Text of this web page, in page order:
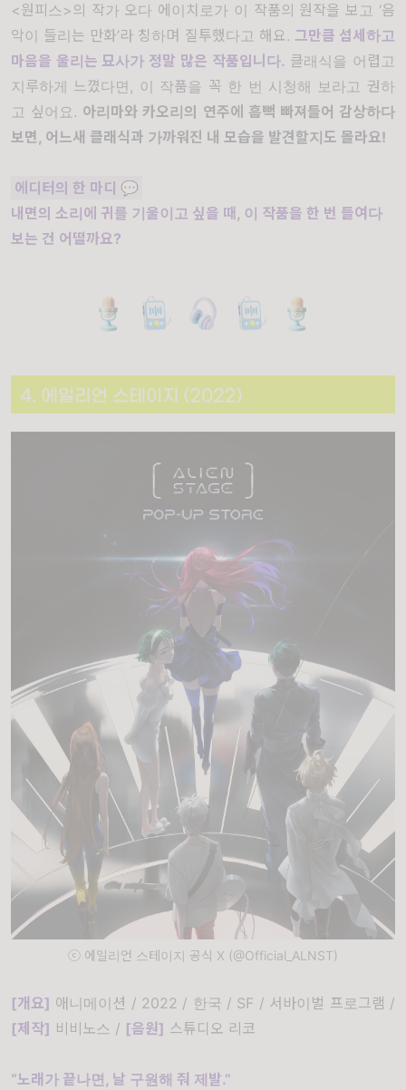
<원피스>의 작가 오다 에이치로가 이 작품의 원작을 보고 ‘음
악이 들리는 만화’라 칭하며 질투했다고 해요. 그만큼 섬세하고
마음을 울리는 묘사가 정말 많은 작품입니다. 클래식을 어렵고
지루하게 느꼈다면, 이 작품을 꼭 한 번 시청해 보라고 권하
고 싶어요. 아리마와 카오리의 연주에 흠뻑 빠져들어 감상하다
보면, 어느새 클래식과 가까워진 내 모습을 발견할지도 몰라요!
에디터의 한 마디 💬
내면의 소리에 귀를 기울이고 싶을 때, 이 작품을 한 번 들여다
보는 건 어떨까요?
ⓒ 에일리언 스테이지 공식 X (@Official_ALNST)
[개요] 애니메이션 / 2022 / 한국 / SF / 서바이벌 프로그램 /
[제작] 비비노스 / [음원] 스튜디오 리코
“노래가 끝나면, 날 구원해 줘 제발.”